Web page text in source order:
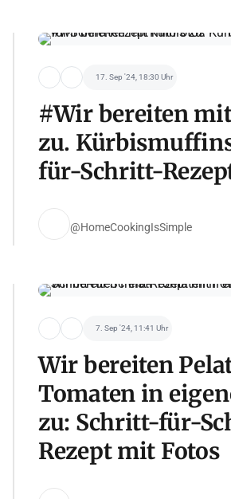
17. Sep '24, 18:30 Uhr
#Wir bereiten
zu.
für-Schritt-
@HomeCookingIsSimple
7. Sep '24, 11:41 Uhr
Wir bereiten
Tomaten in
zu: Schritt-für-
Rezept mit Fotos